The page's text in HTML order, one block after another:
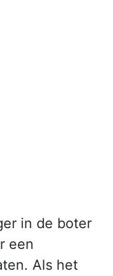
in de boter
een
Als het